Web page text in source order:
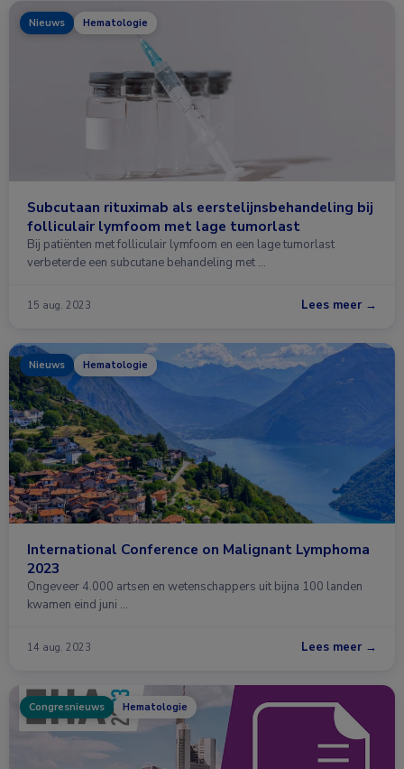
Nieuws Hematologie
Subcutaan rituximab als eerstelijnsbehandeling bij
folliculair lymfoom met lage tumorlast
Bij patiënten met folliculair lymfoom en een lage tumorlast
verbeterde een subcutane behandeling met …
15 aug. 2023 Lees meer →
Nieuws Hematologie
International Conference on Malignant Lymphoma
2023
Ongeveer 4.000 artsen en wetenschappers uit bijna 100 landen
kwamen eind juni …
14 aug. 2023 Lees meer →
Congresnieuws Hematologie